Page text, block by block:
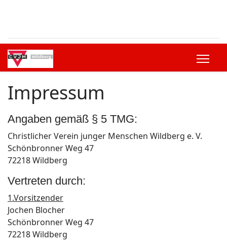
Impressum
Angaben gemäß § 5 TMG:
Christlicher Verein junger Menschen Wildberg e. V.
Schönbronner Weg 47
72218 Wildberg
Vertreten durch:
1.Vorsitzender
Jochen Blocher
Schönbronner Weg 47
72218 Wildberg